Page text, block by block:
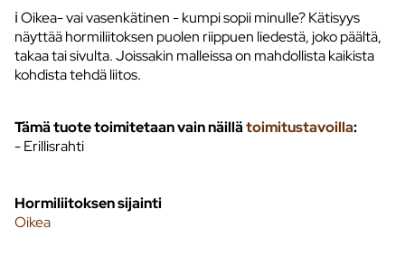
ℹ️ Oikea- vai vasenkätinen - kumpi sopii minulle? Kätisyys
näyttää hormiliitoksen puolen riippuen liedestä, joko päältä,
takaa tai sivulta. Joissakin malleissa on mahdollista kaikista
kohdista tehdä liitos.
Tämä tuote toimitetaan vain näillätoimitustavoilla:
- Erillisrahti
Hormiliitoksen sijainti
Oikea